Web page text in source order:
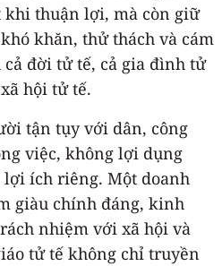
thuận lợi, mà còn giữ
khăn, thử thách và cám
cả đời tử tế, cả gia đình tử
hội tử tế.
tận tụy với dân, công
việc, không lợi dụng
ích riêng. Một doanh
giàu chính đáng, kinh
nhiệm với xã hội và
tử tế không chỉ truyền